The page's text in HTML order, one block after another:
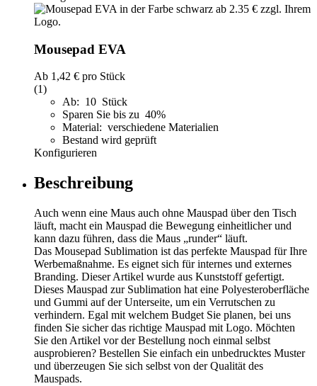
Mousepad EVA
Ab 1,42 € pro Stück
(1)
Ab: 10 Stück
Sparen Sie bis zu 40%
Material: verschiedene Materialien
Bestand wird geprüft
Konfigurieren
Beschreibung
Auch wenn eine Maus auch ohne Mauspad über den Tisch
läuft, macht ein Mauspad die Bewegung einheitlicher und
kann dazu führen, dass die Maus „runder“ läuft.
Das Mousepad Sublimation ist das perfekte Mauspad für Ihre
Werbemaßnahme. Es eignet sich für internes und externes
Branding. Dieser Artikel wurde aus Kunststoff gefertigt.
Dieses Mauspad zur Sublimation hat eine Polyesteroberfläche
und Gummi auf der Unterseite, um ein Verrutschen zu
verhindern. Egal mit welchem Budget Sie planen, bei uns
finden Sie sicher das richtige Mauspad mit Logo. Möchten
Sie den Artikel vor der Bestellung noch einmal selbst
ausprobieren? Bestellen Sie einfach ein unbedrucktes Muster
und überzeugen Sie sich selbst von der Qualität des
Mauspads.